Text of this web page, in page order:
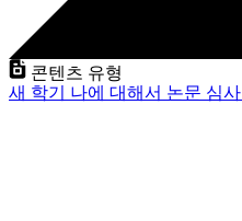
콘텐츠 유형
새 학기 나에 대해서 논문 심사